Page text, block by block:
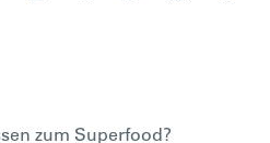
zum Superfood?